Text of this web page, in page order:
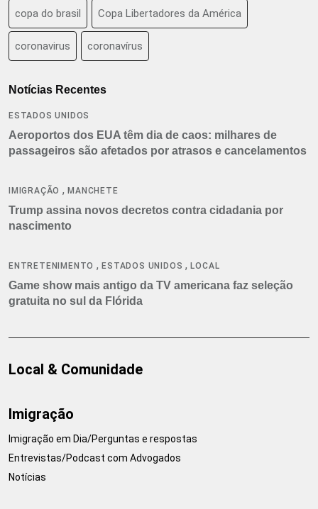
copa do brasil Copa Libertadores da América
coronavirus coronavírus
Notícias Recentes
ESTADOS UNIDOS
Aeroportos dos EUA têm dia de caos: milhares de
passageiros são afetados por atrasos e cancelamentos
IMIGRAÇÃO ,MANCHETE
Trump assina novos decretos contra cidadania por
nascimento
ENTRETENIMENTO ,ESTADOS UNIDOS ,LOCAL
Game show mais antigo da TV americana faz seleção
gratuita no sul da Flórida
Local & Comunidade
Imigração
Imigração em Dia/Perguntas e respostas
Entrevistas/Podcast com Advogados
Notícias